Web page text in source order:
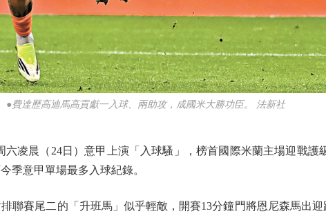
●費達歷高迪馬高貢獻一入球、兩助攻，成國米大勝功臣。 法新社
晨（24日）意甲上演「入球騷」，榜首國際米蘭主場迎戰護
季意甲單場最多入球紀錄。
賽尾二的「升班馬」似乎輕敵，開賽13分鐘門將恩尼森馬出迎